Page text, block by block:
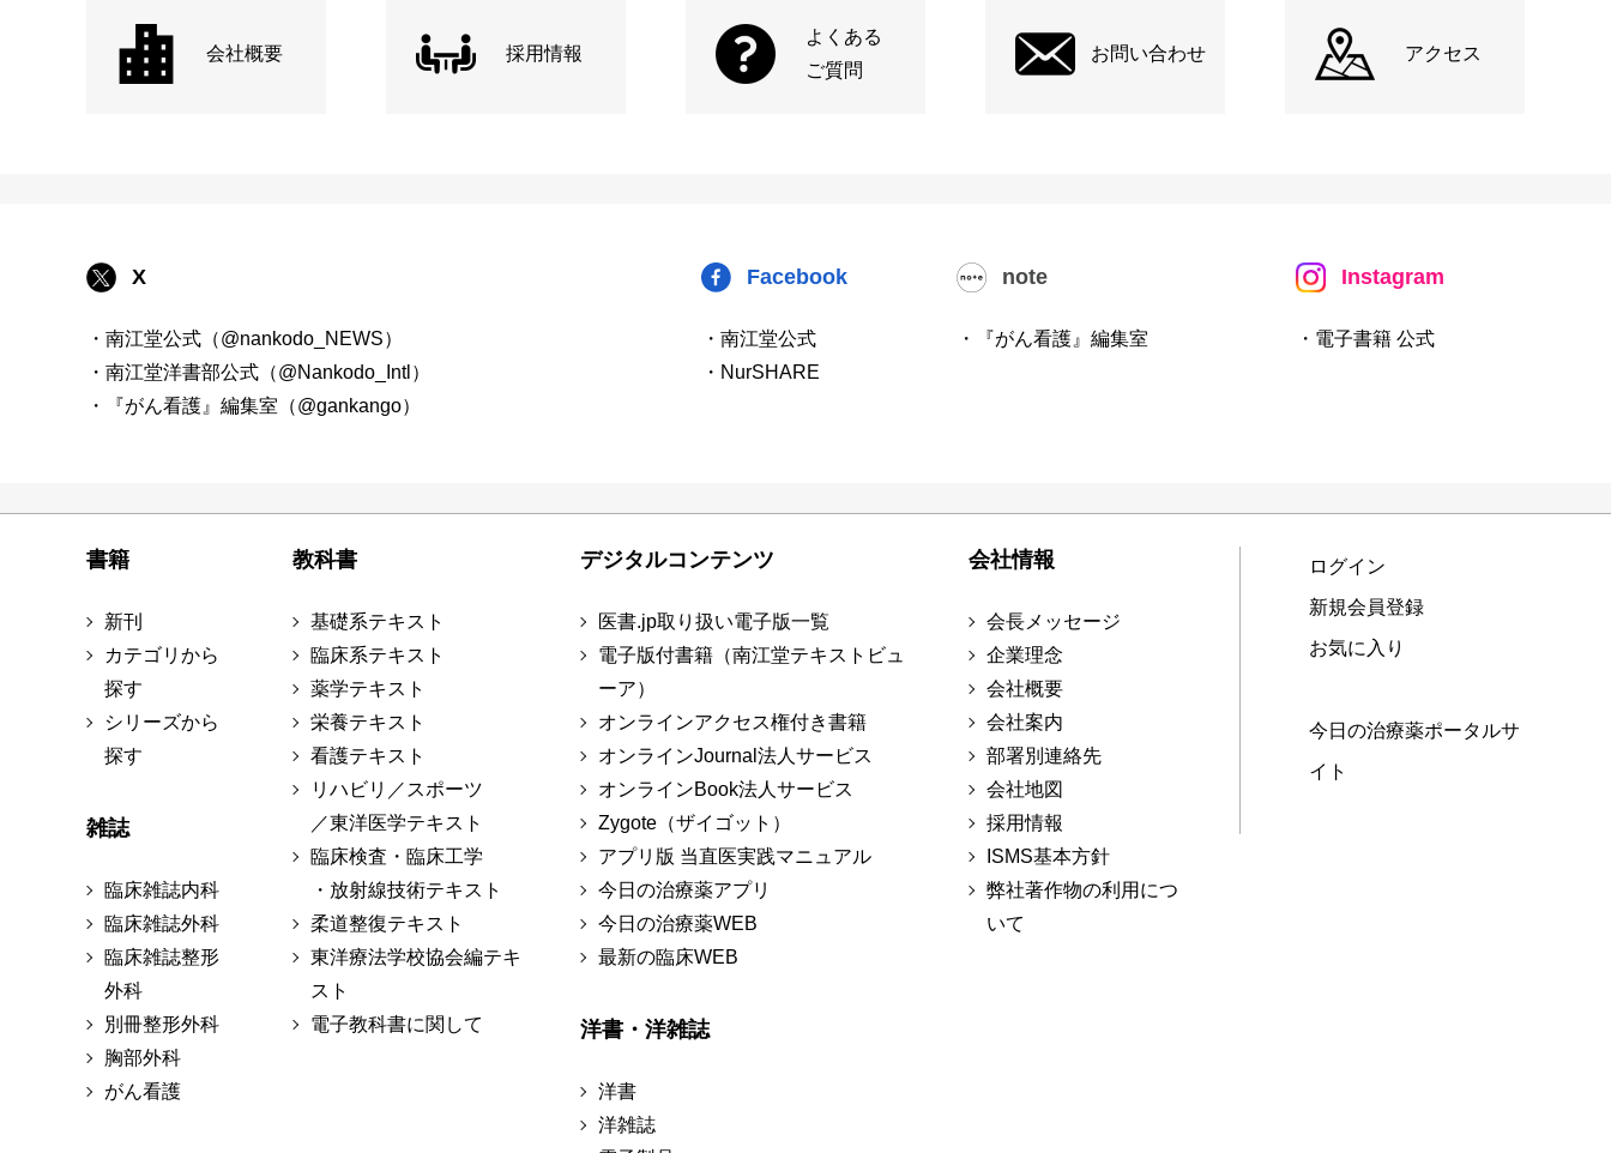
会社概要 採用情報
よくある
ご質問
お問い合わせ アクセス
X
・南江堂公式（@nankodo_NEWS）
・南江堂洋書部公式（@Nankodo_Intl）
・『がん看護』編集室（@gankango）
Facebook
・南江堂公式
・NurSHARE
note
・『がん看護』編集室
Instagram
・電子書籍 公式
書籍
新刊
カテゴリから
探す
シリーズから
探す
雑誌
臨床雑誌内科
臨床雑誌外科
臨床雑誌整形
外科
別冊整形外科
胸部外科
がん看護
教科書
基礎系テキスト
臨床系テキスト
薬学テキスト
栄養テキスト
看護テキスト
リハビリ／スポーツ
／東洋医学テキスト
臨床検査・臨床工学
・放射線技術テキスト
柔道整復テキスト
東洋療法学校協会編テキ
スト
電子教科書に関して
デジタルコンテンツ
医書.jp取り扱い電子版一覧
電子版付書籍（南江堂テキストビュ
ーア）
オンラインアクセス権付き書籍
オンラインJournal法人サービス
オンラインBook法人サービス
Zygote（ザイゴット）
アプリ版 当直医実践マニュアル
今日の治療薬アプリ
今日の治療薬WEB
最新の臨床WEB
洋書・洋雑誌
洋書
洋雑誌
会社情報
会長メッセージ
企業理念
会社概要
会社案内
部署別連絡先
会社地図
採用情報
ISMS基本方針
弊社著作物の利用につ
いて
ログイン
新規会員登録
お気に入り
今日の治療薬ポータルサ
イト